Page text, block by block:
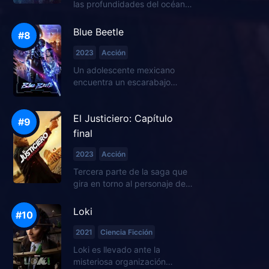
las profundidades del océano
caos cuando una malévola
Blue Beetle
2023 Acción
Un adolescente mexicano
encuentra un escarabajo
El Justiciero: Capítulo
final
2023 Acción
Tercera parte de la saga que
gira en torno al personaje del
(Denzel Washington), un
Loki
2021 Ciencia Ficción
Loki es llevado ante la
misteriosa organización